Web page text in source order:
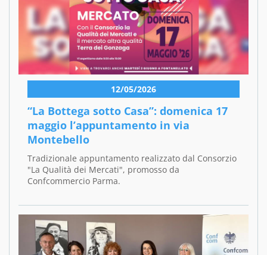
12/05/2026
“La Bottega sotto Casa”: domenica 17
maggio l’appuntamento in via
Montebello
Tradizionale appuntamento realizzato dal Consorzio
"La Qualità dei Mercati", promosso da
Confcommercio Parma.